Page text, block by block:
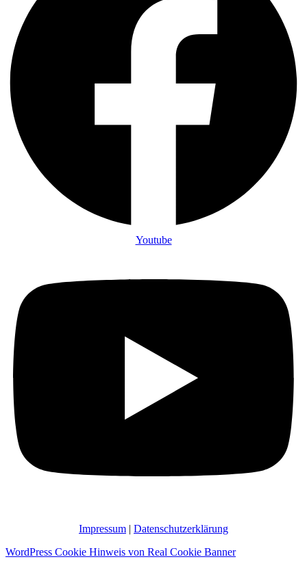
Youtube
Impressum | Datenschutzerklärung
WordPress Cookie Hinweis von Real Cookie Banner